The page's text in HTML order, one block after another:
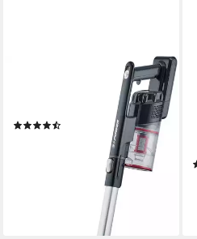
Akku-Handstaubsauger HV
7966, 25 W, beutellos